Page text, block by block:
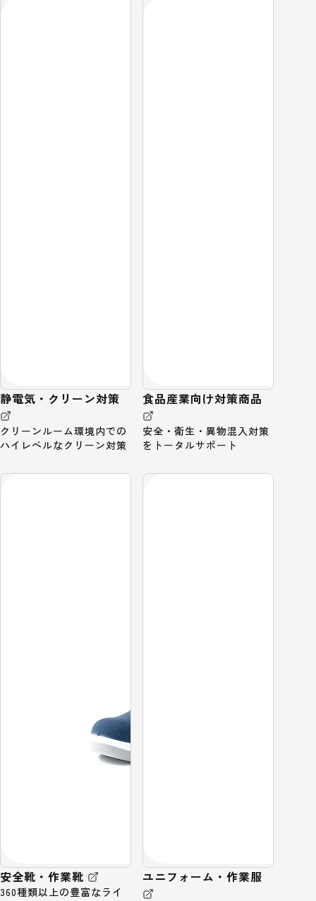
静電気・クリーン対策
クリーンルーム環境内での
ハイレベルなクリーン対策
食品産業向け対策商品
安全・衛生・異物混入対策
をトータルサポート
安全靴・作業靴
360種類以上の豊富なライ
ユニフォーム・作業服